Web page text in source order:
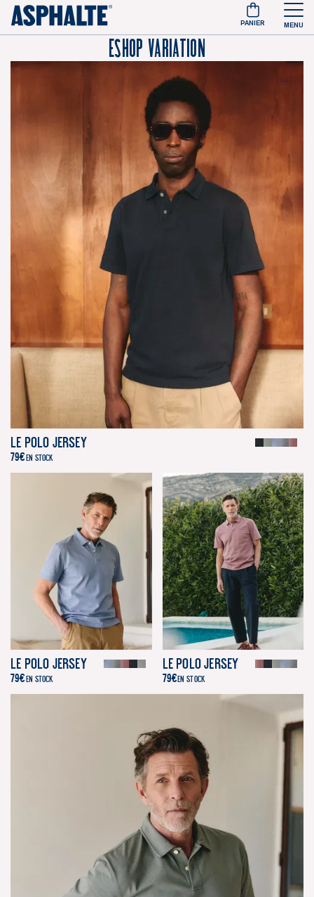
PANIER MENU
Eshop Variation
Le Polo Jersey
79€EN STOCK
Le Polo Jersey
79€EN STOCK
Le Polo Jersey
79€EN STOCK